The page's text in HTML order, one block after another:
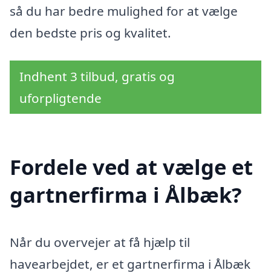
så du har bedre mulighed for at vælge
den bedste pris og kvalitet.
Indhent 3 tilbud, gratis og
uforpligtende
Fordele ved at vælge et
gartnerfirma i Ålbæk?
Når du overvejer at få hjælp til
havearbejdet, er et gartnerfirma i Ålbæk